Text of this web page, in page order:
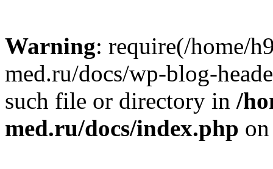
Warning: require(/home/
med.ru/docs/wp-blog-
such file or directory in /
med.ru/docs/index.php